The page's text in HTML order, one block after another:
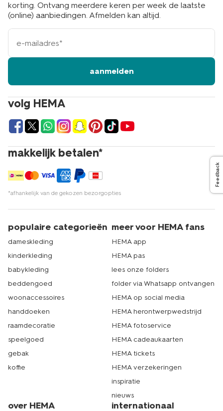
volg HEMA
makkelijk betalen*
*afhankelijk van de gekozen bezorgopties
korting. Ontvang meerdere keren per week de laatste
(online) aanbiedingen. Afmelden kan altijd.
e-
mailadres
aanmelden
populaire categorieën
dameskleding
kinderkleding
babykleding
beddengoed
woonaccessoires
handdoeken
raamdecoratie
speelgoed
gebak
koffie
meer voor HEMA fans
HEMA app
HEMA pas
lees onze folders
folder via Whatsapp ontvangen
HEMA op social media
HEMA herontwerpwedstrijd
HEMA fotoservice
HEMA cadeaukaarten
HEMA tickets
HEMA verzekeringen
inspiratie
nieuws
over HEMA internationaal
Feedback